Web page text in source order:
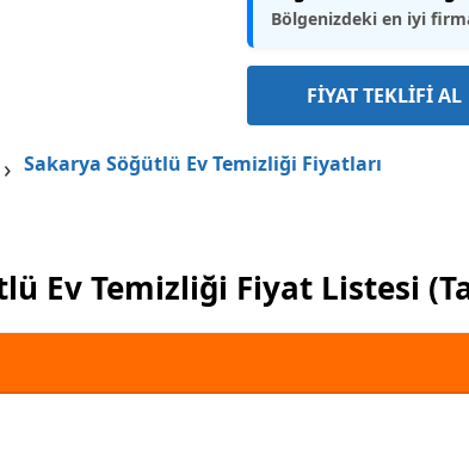
Bölgenizdeki en iyi
FİYAT TEKLİFİ AL
Sakarya Söğütlü Ev Temizliği Fiyatları
Ev Temizliği Fiyat Listesi